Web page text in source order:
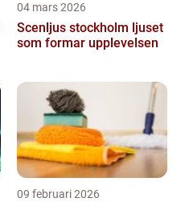
04 mars 2026
Scenljus stockholm ljuset
som formar upplevelsen
09 februari 2026